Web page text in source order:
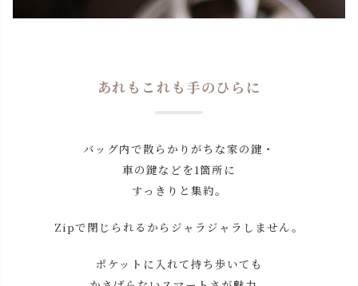
あれもこれも手のひらに
バッグ内で散らかりがちな家の鍵・
車の鍵などを1箇所に
すっきりと集約。
Zipで閉じられるからジャラジャラしません。
ポケットに入れて持ち歩いても